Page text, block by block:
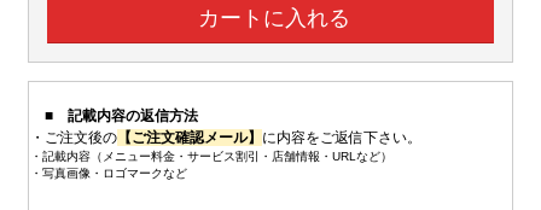
■ 記載内容の返信方法
・ご注文後の【ご注文確認メール】 に内容をご返信下さい。
・記載内容（メニュー料金・サービス割引・店舗情報・URLなど）
・写真画像・ロゴマークなど